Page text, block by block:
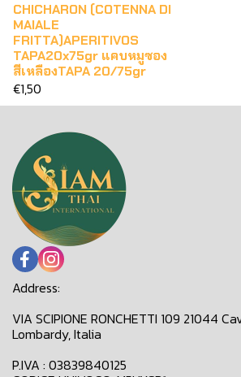
CHICHARON (COTENNA DI
MAIALE
FRITTA)APERITIVOS
TAPA20x75gr แคบหมูซอง
สีเหลืองTAPA 20/75gr
€1,50
Address:
VIA SCIPIONE RONCHETTI 109 21044
Lombardy, Italia
P.IVA : 03839840125